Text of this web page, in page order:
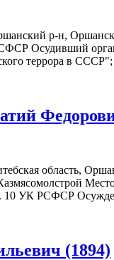
р-н,
Осудивший
террора в
область,
10 УК РСФСР
(1894)